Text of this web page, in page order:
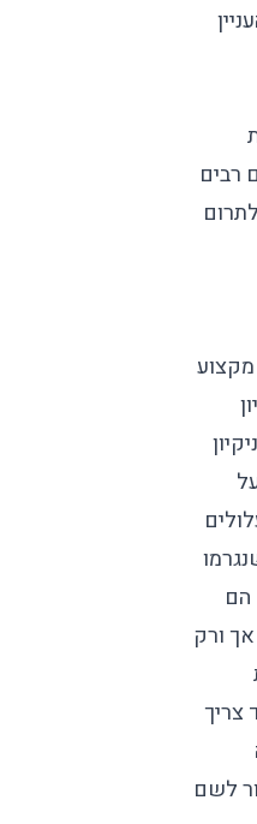
רבים
הם
ורק
צריך
לשם